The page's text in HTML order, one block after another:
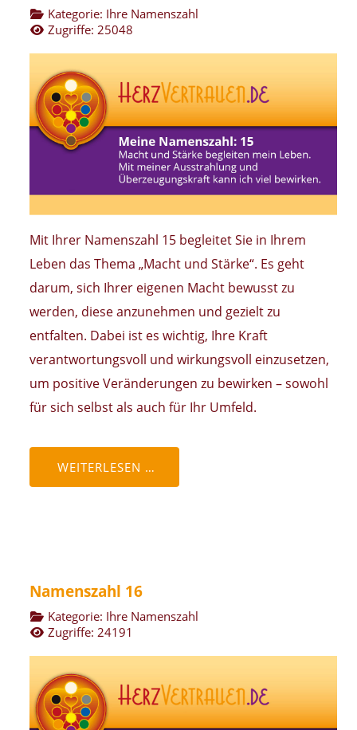
Kategorie: Ihre Namenszahl
Zugriffe: 25048
Mit Ihrer Namenszahl 15 begleitet Sie in Ihrem
Leben das Thema „Macht und Stärke“. Es geht
darum, sich Ihrer eigenen Macht bewusst zu
werden, diese anzunehmen und gezielt zu
entfalten. Dabei ist es wichtig, Ihre Kraft
verantwortungsvoll und wirkungsvoll einzusetzen,
um positive Veränderungen zu bewirken – sowohl
für sich selbst als auch für Ihr Umfeld.
WEITERLESEN …
Namenszahl 16
Kategorie: Ihre Namenszahl
Zugriffe: 24191